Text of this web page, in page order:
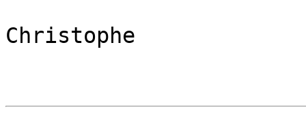
Christophe